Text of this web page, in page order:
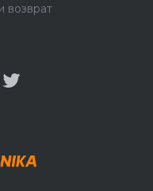
возврат